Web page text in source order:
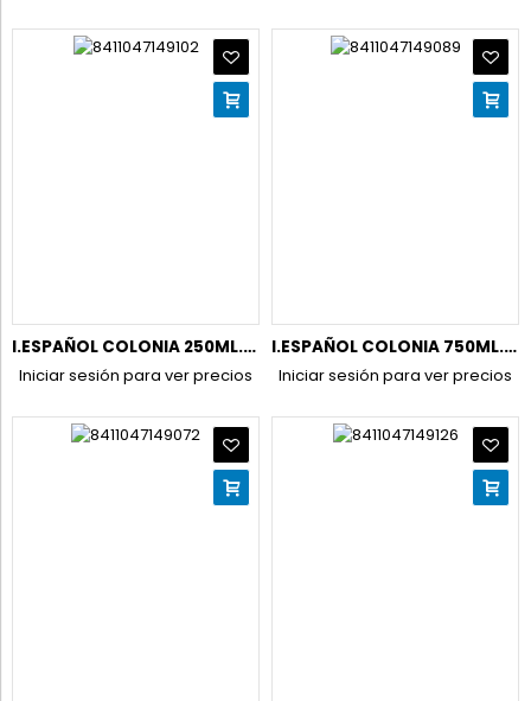
I.ESPAÑOL COLONIA 250ML.VAPO CONC.GOTAS FRESCAS UNISEX
Iniciar sesión para ver precios
I.ESPAÑOL COLONIA 750ML.CONC. GOTAS FRESCAS MEN
Iniciar sesión para ver precios